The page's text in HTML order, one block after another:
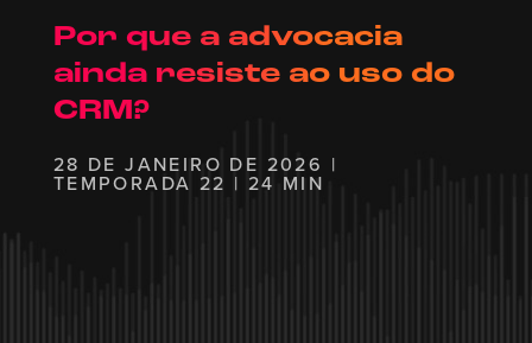
Por que a advocacia
ainda resiste ao uso do
CRM?
28 DE JANEIRO DE 2026 |
TEMPORADA 22 | 24 MIN